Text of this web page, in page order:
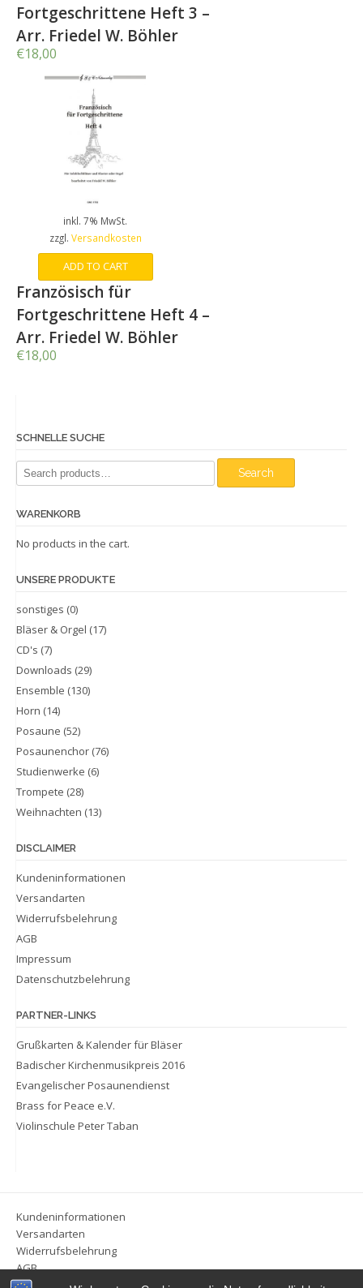
Fortgeschrittene Heft 3 –
Arr. Friedel W. Böhler
€18,00
inkl. 7% MwSt.
zzgl. Versandkosten
ADD TO CART
Französisch für
Fortgeschrittene Heft 4 –
Arr. Friedel W. Böhler
€18,00
SCHNELLE SUCHE
Search
for:
Search
WARENKORB
No products in the cart.
UNSERE PRODUKTE
sonstiges (0)
Bläser & Orgel (17)
CD's (7)
Downloads (29)
Ensemble (130)
Horn (14)
Posaune (52)
Posaunenchor (76)
Studienwerke (6)
Trompete (28)
Weihnachten (13)
DISCLAIMER
Kundeninformationen
Versandarten
Widerrufsbelehrung
AGB
Impressum
Datenschutzbelehrung
PARTNER-LINKS
Grußkarten & Kalender für Bläser
Badischer Kirchenmusikpreis 2016
Evangelischer Posaunendienst
Brass for Peace e.V.
Violinschule Peter Taban
Kundeninformationen
Versandarten
Widerrufsbelehrung
AGB
Impressum